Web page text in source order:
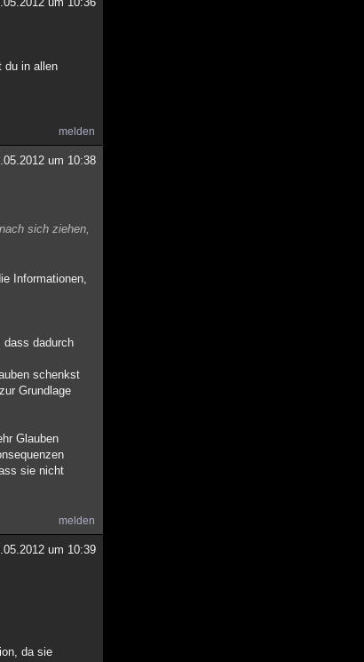
du in allen
melden
um 10:38
sich ziehen,
Informationen,
dass dadurch
schenkst
Grundlage
Glauben
sie nicht
melden
um 10:39
da sie